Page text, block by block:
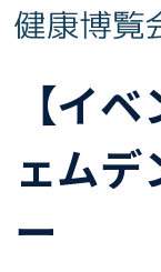
【イ
ェムデ
ー